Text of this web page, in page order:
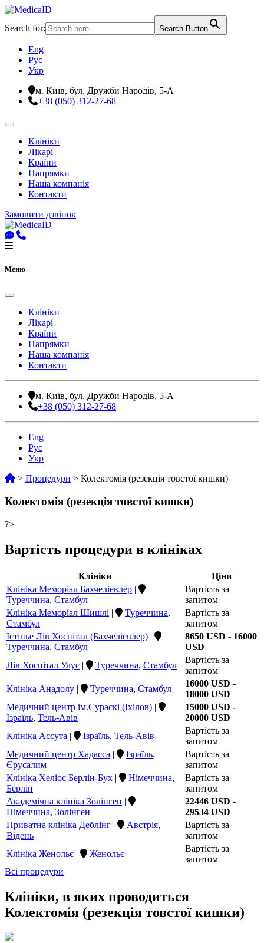
Search for: Search Button
Eng
Рус
Укр
м. Київ, бул. Дружби Народів, 5-А
+38 (050) 312-27-68
Клініки
Лікарі
Країни
Напрямки
Наша компанія
Контакти
Замовити дзвінок
Меню
Клініки
Лікарі
Країни
Напрямки
Наша компанія
Контакти
м. Київ, бул. Дружби Народів, 5-А
+38 (050) 312-27-68
Eng
Рус
Укр
> Процедури > Колектомія (резекція товстої кишки)
Колектомія (резекція товстої кишки)
?>
Вартість процедури в клініках
Клініки
Ціни
Клініка Меморіал Бахчеліевлер |
Туреччина, Стамбул
Вартість за
запитом
Клініка Меморіал Шишлі | Туреччина,
Стамбул
Вартість за
запитом
Істінье Лів Хоспітал (Бахчеліевлер) |
Туреччина, Стамбул
8650 USD - 16000
USD
Лів Хоспітал Улус | Туреччина, Стамбул
Вартість за
запитом
Клініка Анадолу | Туреччина, Стамбул
16000 USD -
18000 USD
Медичний центр ім.Сураскі (Іхілов) |
Ізраїль, Тель-Авів
15000 USD -
20000 USD
Клініка Ассута | Ізраїль, Тель-Авів
Вартість за
запитом
Медичний центр Хадасса | Ізраїль,
Єрусалим
Вартість за
запитом
Клініка Хеліос Берлін-Бух | Німеччина,
Берлін
Вартість за
запитом
Академічна клініка Золінген |
Німеччина, Золінген
22446 USD -
29534 USD
Приватна клініка Деблінг | Австрія,
Відень
Вартість за
запитом
Клініка Женольє | Женольє
Вартість за
запитом
Всі процедури
Клініки, в яких проводиться
Колектомія (резекція товстої кишки)